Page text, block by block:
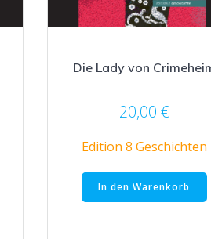
Die Lady von
20,00 €
Edition 8 Geschichten
In den Warenkorb